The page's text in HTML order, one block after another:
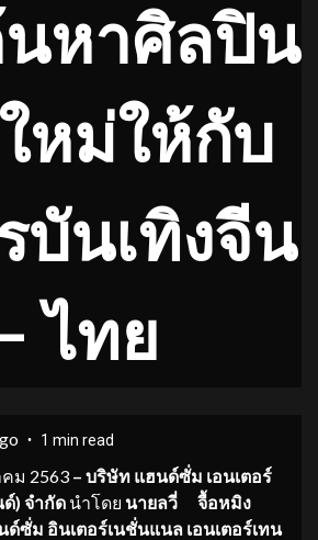
หาศิลปิน
หม่ให้กับ
บันเทิงจีน
ไทย
1 min read
ม 2563 – บริษัท แฮนด์ซั่ม เอนเตอร์
) จำกัด นำโดย นายลวี่ จื้อหมิง
ซั่ม อินเตอร์เนชั่นแนล เอนเตอร์เทน